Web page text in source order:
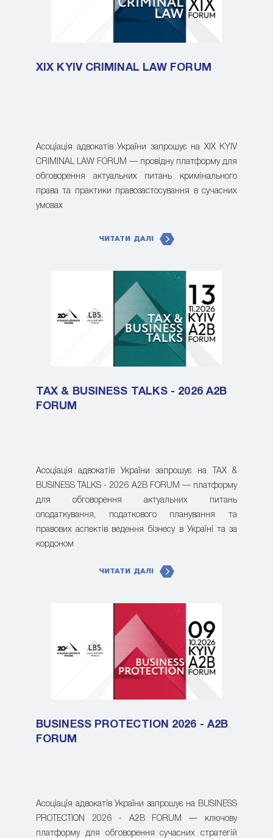
XIX KYIV CRIMINAL LAW FORUM
Асоціація адвокатів України запрошує на XIX KYIV
CRIMINAL LAW FORUM — провідну платформу для
обговорення актуальних питань кримінального
права та практики правозастосування в сучасних
умовах
ЧИТАТИ ДАЛІ
TAX & BUSINESS TALKS - 2026 A2B
FORUM
Асоціація адвокатів України запрошує на TAX &
BUSINESS TALKS - 2026 A2B FORUM — платформу
для обговорення актуальних питань
оподаткування, податкового планування та
правових аспектів ведення бізнесу в Україні та за
кордоном
ЧИТАТИ ДАЛІ
BUSINESS PROTECTION 2026 - A2B
FORUM
Асоціація адвокатів України запрошує на BUSINESS
PROTECTION 2026 - A2B FORUM — ключову
платформу для обговорення сучасних стратегій